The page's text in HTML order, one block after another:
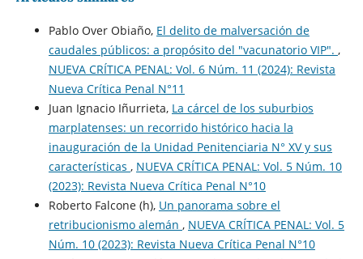
Pablo Over Obiaño, El delito de malversación de
caudales públicos: a propósito del "vacunatorio VIP". ,
NUEVA CRÍTICA PENAL: Vol. 6 Núm. 11 (2024): Revista
Nueva Crí­tica Penal N°11
Juan Ignacio Iñurrieta, La cárcel de los suburbios
marplatenses: un recorrido histórico hacia la
inauguración de la Unidad Penitenciaria N° XV y sus
características , NUEVA CRÍTICA PENAL: Vol. 5 Núm. 10
(2023): Revista Nueva Crí­tica Penal N°10
Roberto Falcone (h), Un panorama sobre el
retribucionismo alemán , NUEVA CRÍTICA PENAL: Vol. 5
Núm. 10 (2023): Revista Nueva Crí­tica Penal N°10